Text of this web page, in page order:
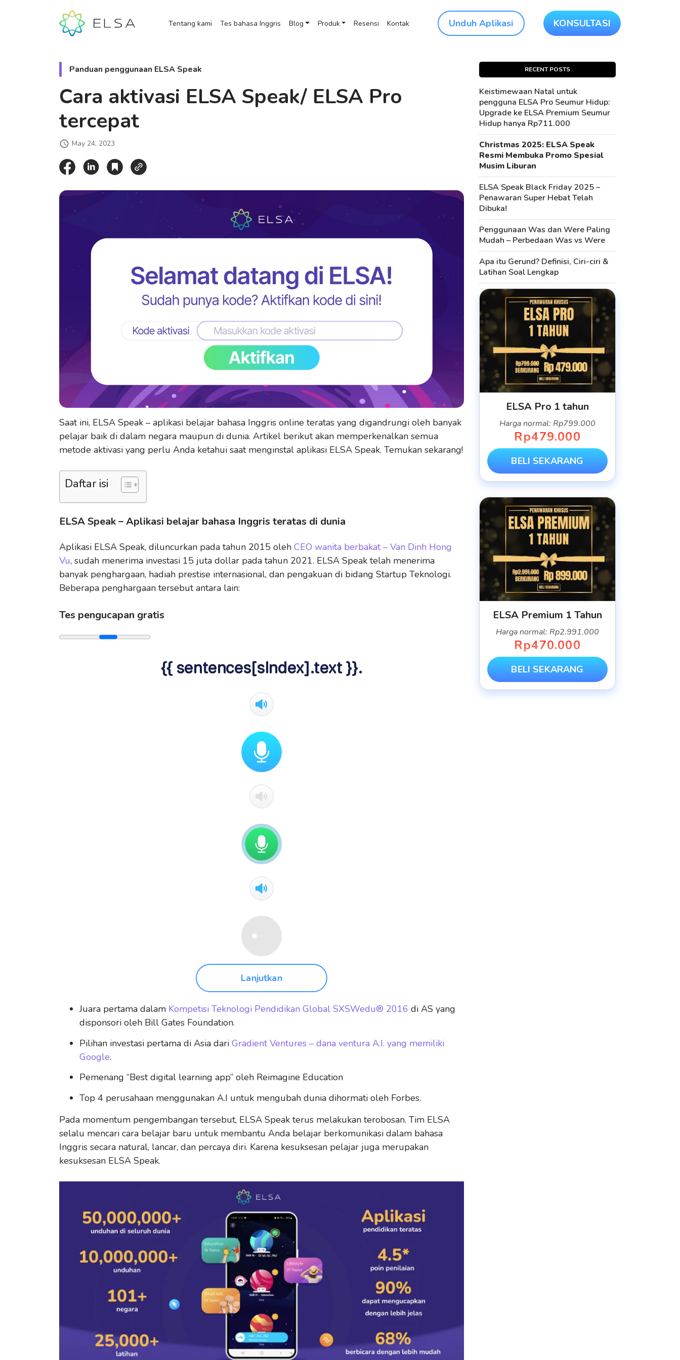
Tentang kami Tes bahasa Inggris Blog Produk Resensi Kontak Unduh Aplikasi KONSULTASI
Panduan penggunaan ELSA Speak
Cara aktivasi ELSA Speak/ ELSA Pro
tercepat
May 24, 2023
Saat ini, ELSA Speak – aplikasi belajar bahasa Inggris online teratas yang digandrungi oleh banyak
pelajar baik di dalam negara maupun di dunia. Artikel berikut akan memperkenalkan semua
metode aktivasi yang perlu Anda ketahui saat menginstal aplikasi ELSA Speak. Temukan sekarang!
Daftar isi
ELSA Speak – Aplikasi belajar bahasa Inggris teratas di dunia
Aplikasi ELSA Speak, diluncurkan pada tahun 2015 oleh CEO wanita berbakat – Van Dinh Hong
Vu, sudah menerima investasi 15 juta dollar pada tahun 2021. ELSA Speak telah menerima
banyak penghargaan, hadiah prestise internasional, dan pengakuan di bidang Startup Teknologi.
Beberapa penghargaan tersebut antara lain:
Tes pengucapan gratis
{{ sentences[sIndex].text }}.
Lanjutkan
Juara pertama dalam Kompetisi Teknologi Pendidikan Global SXSWedu® 2016 di AS yang
disponsori oleh Bill Gates Foundation.
Pilihan investasi pertama di Asia dari Gradient Ventures – dana ventura A.I. yang memiliki
Google.
Pemenang “Best digital learning app” oleh Reimagine Education
Top 4 perusahaan menggunakan A.I untuk mengubah dunia dihormati oleh Forbes.
Pada momentum pengembangan tersebut, ELSA Speak terus melakukan terobosan. Tim ELSA
selalu mencari cara belajar baru untuk membantu Anda belajar berkomunikasi dalam bahasa
Inggris secara natural, lancar, dan percaya diri. Karena kesuksesan pelajar juga merupakan
kesuksesan ELSA Speak.
RECENT POSTS
Keistimewaan Natal untuk
pengguna ELSA Pro Seumur Hidup:
Upgrade ke ELSA Premium Seumur
Hidup hanya Rp711.000
Christmas 2025: ELSA Speak
Resmi Membuka Promo Spesial
Musim Liburan
ELSA Speak Black Friday 2025 –
Penawaran Super Hebat Telah
Dibuka!
Penggunaan Was dan Were Paling
Mudah – Perbedaan Was vs Were
Apa itu Gerund? Definisi, Ciri-ciri &
Latihan Soal Lengkap
ELSA Pro 1 tahun
Harga normal: Rp799.000
Rp479.000
BELI SEKARANG
ELSA Premium 1 Tahun
Harga normal: Rp2.991.000
Rp470.000
BELI SEKARANG